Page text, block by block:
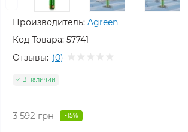
Производитель: Agreen
Код Товара: 57741
Отзывы: (0)
В наличии
3 592 грн -15%